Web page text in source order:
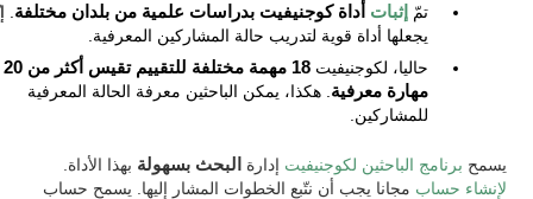
تمّ إثبات أداة كوجنيفيت بدراسات علمية من بلدان مختلفة .
يجعلها أداة قوية لتدريب حالة المشاركين المعرفية.
حاليا، لكوجنيفيت
18 مهمة مختلفة للتقييم تقيس أكثر من 20
مهارة معرفية . هكذا، يمكن الباحثين معرفة الحالة المعرفية
للمشاركين.
يسمح برنامج الباحثين لكوجنيفيت إدارة البحث بسهولة بهذا الأداة.
لإنشاء حساب مجانا يجب أن نتّبع الخطوات المشار إليها. يسمح حساب